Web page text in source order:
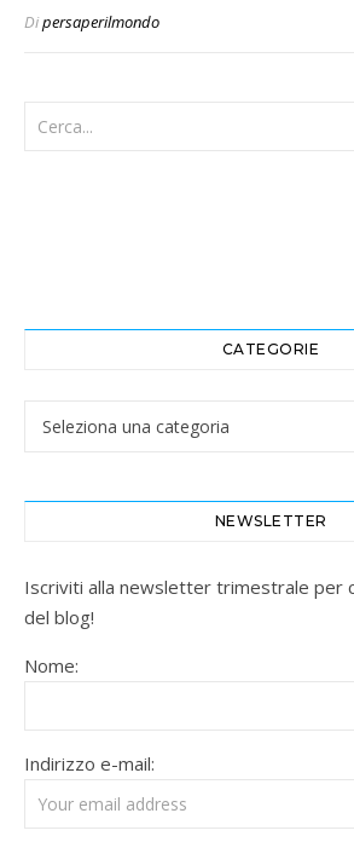
Dipersaperilmondo
CATEGORIE
Categorie
NEWSLETTER
Iscriviti alla newsletter trimestrale per
del blog!
Nome:
Indirizzo e-mail: